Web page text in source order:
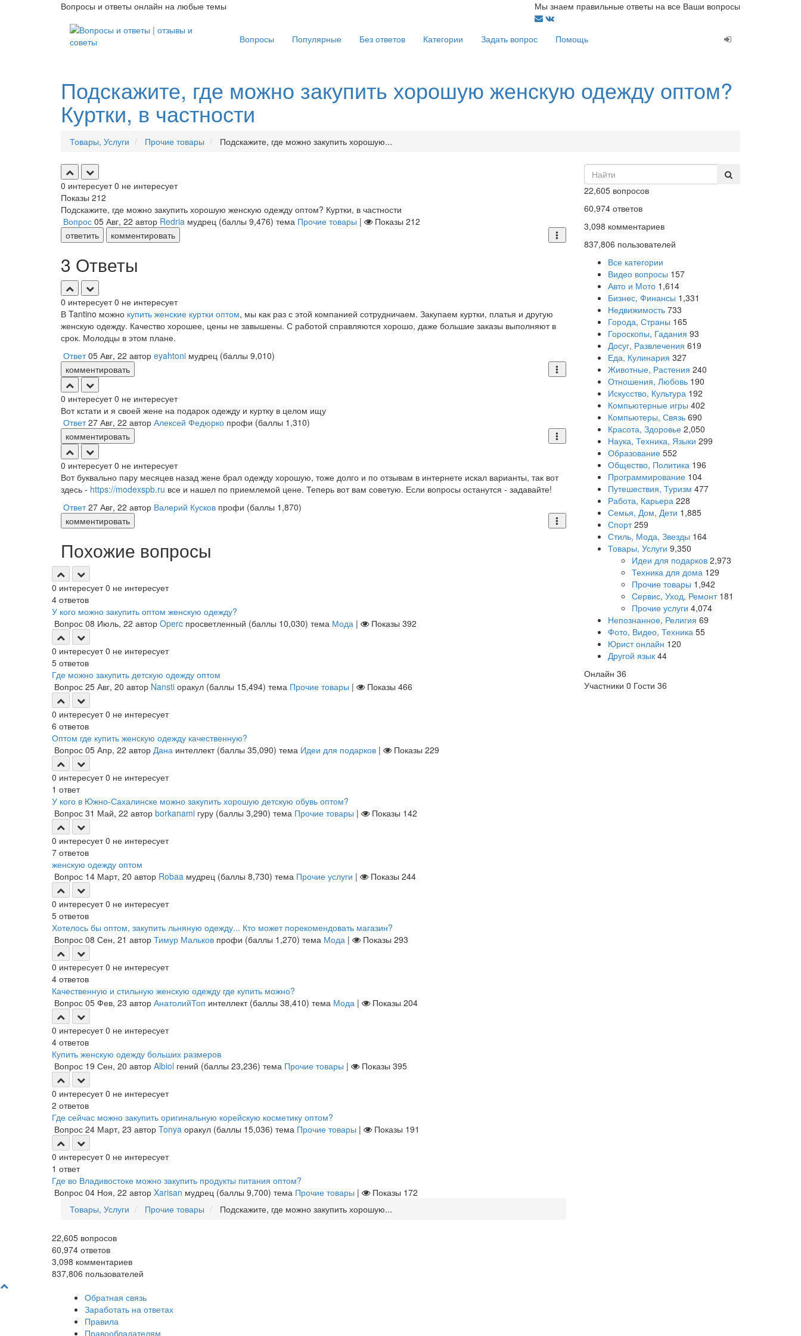
Вопросы и ответы онлайн на любые темы Мы знаем правильные ответы на все Ваши вопросы
Вопросы Популярные Без ответов Категории Задать вопрос Помощь
Подскажите, где можно закупить хорошую женскую одежду оптом?
Куртки, в частности
Товары, Услуги Прочие товары Подскажите, где можно закупить хорошую...
0 интересует 0 не интересует
Показы 212
Подскажите, где можно закупить хорошую женскую одежду оптом? Куртки, в частности
Вопрос 05 Авг, 22 автор Redria мудрец (баллы 9,476) тема Прочие товары | Показы 212
ответить
комментировать
3 Ответы
0 интересует 0 не интересует
В Tantino можно купить женские куртки оптом, мы как раз с этой компанией сотрудничаем. Закупаем куртки, платья и другую
женскую одежду. Качество хорошее, цены не завышены. С работой справляются хорошо, даже большие заказы выполняют в
срок. Молодцы в этом плане.
Ответ 05 Авг, 22 автор eyahtoni мудрец (баллы 9,010)
комментировать
0 интересует 0 не интересует
Вот кстати и я своей жене на подарок одежду и куртку в целом ищу
Ответ 27 Авг, 22 автор Алексей Федюрко профи (баллы 1,310)
комментировать
0 интересует 0 не интересует
Вот буквально пару месяцев назад жене брал одежду хорошую, тоже долго и по отзывам в интернете искал варианты, так вот
здесь - https://modexspb.ru все и нашел по приемлемой цене. Теперь вот вам советую. Если вопросы останутся - задавайте!
Ответ 27 Авг, 22 автор Валерий Кусков профи (баллы 1,870)
комментировать
Похожие вопросы
0 интересует 0 не интересует
4 ответов
У кого можно закупить оптом женскую одежду?
Вопрос 08 Июль, 22 автор Operc просветленный (баллы 10,030) тема Мода | Показы 392
0 интересует 0 не интересует
5 ответов
Где можно закупить детскую одежду оптом
Вопрос 25 Авг, 20 автор Nansti оракул (баллы 15,494) тема Прочие товары | Показы 466
0 интересует 0 не интересует
6 ответов
Оптом где купить женскую одежду качественную?
Вопрос 05 Апр, 22 автор Дана интеллект (баллы 35,090) тема Идеи для подарков | Показы 229
0 интересует 0 не интересует
1 ответ
У кого в Южно-Сахалинске можно закупить хорошую детскую обувь оптом?
Вопрос 31 Май, 22 автор borkanami гуру (баллы 3,290) тема Прочие товары | Показы 142
0 интересует 0 не интересует
7 ответов
женскую одежду оптом
Вопрос 14 Март, 20 автор Robaa мудрец (баллы 8,730) тема Прочие услуги | Показы 244
0 интересует 0 не интересует
5 ответов
Хотелось бы оптом, закупить льняную одежду... Кто может порекомендовать магазин?
Вопрос 08 Сен, 21 автор Тимур Мальков профи (баллы 1,270) тема Мода | Показы 293
0 интересует 0 не интересует
4 ответов
Качественную и стильную женскую одежду где купить можно?
Вопрос 05 Фев, 23 автор АнатолийТоп интеллект (баллы 38,410) тема Мода | Показы 204
0 интересует 0 не интересует
4 ответов
Купить женскую одежду больших размеров
Вопрос 19 Сен, 20 автор Albiol гений (баллы 23,236) тема Прочие товары | Показы 395
0 интересует 0 не интересует
2 ответов
Где сейчас можно закупить оригинальную корейскую косметику оптом?
Вопрос 24 Март, 23 автор Tonya оракул (баллы 15,036) тема Прочие товары | Показы 191
0 интересует 0 не интересует
1 ответ
Где во Владивостоке можно закупить продукты питания оптом?
Вопрос 04 Ноя, 22 автор Xarisan мудрец (баллы 9,700) тема Прочие товары | Показы 172
Товары, Услуги
Прочие товары Подскажите, где можно закупить хорошую...
22,605вопросов
60,974ответов
3,098 комментариев
837,806 пользователей
Все категории
Видео вопросы 157
Авто и Мото 1,614
Бизнес, Финансы 1,331
Недвижимость 733
Города, Страны 165
Гороскопы, Гадания 93
Досуг, Развлечения 619
Еда, Кулинария 327
Животные, Растения 240
Отношения, Любовь 190
Искусство, Культура 192
Компьютерные игры 402
Компьютеры, Связь 690
Красота, Здоровье 2,050
Наука, Техника, Языки 299
Образование 552
Общество, Политика 196
Программирование 104
Путешествия, Туризм 477
Работа, Карьера 228
Семья, Дом, Дети 1,885
Спорт 259
Стиль, Мода, Звезды 164
Товары, Услуги 9,350
Идеи для подарков 2,973
Техника для дома 129
Прочие товары 1,942
Сервис, Уход, Ремонт 181
Прочие услуги 4,074
Непознанное, Религия 69
Фото, Видео, Техника 55
Юрист онлайн 120
Другой язык 44
Онлайн 36
Участники 0 Гости 36
22,605 вопросов
60,974 ответов
3,098 комментариев
837,806 пользователей
Обратная связь
Заработать на ответах
Правила
Правообладателям